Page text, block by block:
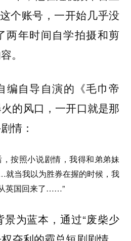
个账号，一开始几乎没
两年时间自学拍摄和剪
。
编自导自演的《毛巾帝
的风口，一开口就是那
情：
按照小说剧情，我得和弟弟妹
当我以为胜券在握的时候，我
英国回来了……”
为蓝本，通过“废柴少